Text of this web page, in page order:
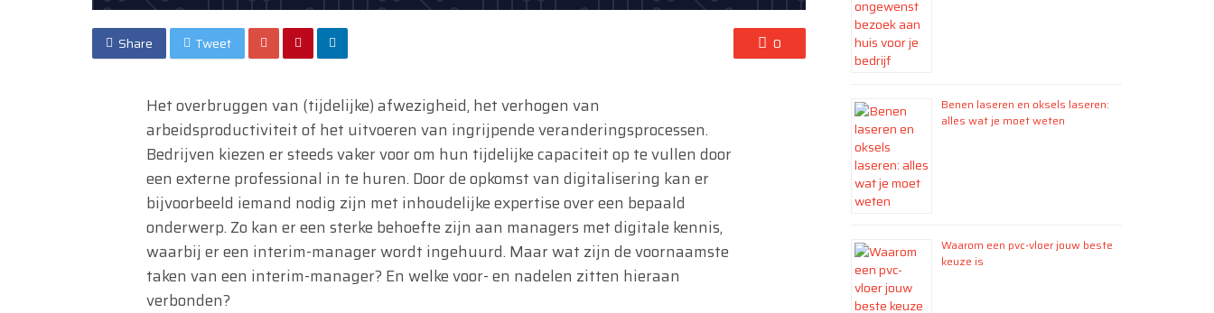
Share Tweet 0
Het overbruggen van (tijdelijke) afwezigheid, het verhogen van
arbeidsproductiviteit of het uitvoeren van ingrijpende veranderingsprocessen.
Bedrijven kiezen er steeds vaker voor om hun tijdelijke capaciteit op te vullen door
een externe professional in te huren. Door de opkomst van digitalisering kan er
bijvoorbeeld iemand nodig zijn met inhoudelijke expertise over een bepaald
onderwerp. Zo kan er een sterke behoefte zijn aan managers met digitale kennis,
waarbij er een interim-manager wordt ingehuurd. Maar wat zijn de voornaamste
taken van een interim-manager? En welke voor- en nadelen zitten hieraan
verbonden?
Benen laseren en oksels laseren:
alles wat je moet weten
Waarom een pvc-vloer jouw beste
keuze is